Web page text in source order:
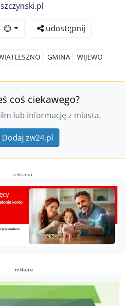
😊 udostępnij
GMINA WIJEWO
coś ciekawego?
lub informację z miasta.
Dodaj zw24.pl
reklama
reklama